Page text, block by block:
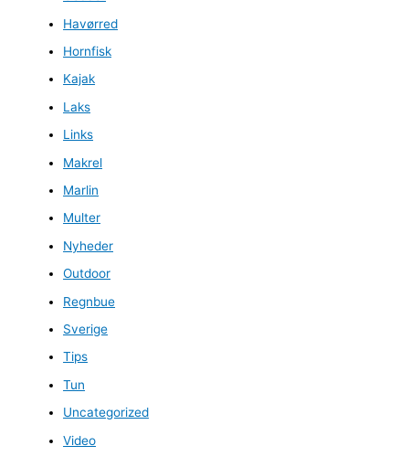
Havørred
Hornfisk
Kajak
Laks
Links
Makrel
Marlin
Multer
Nyheder
Outdoor
Regnbue
Sverige
Tips
Tun
Uncategorized
Video